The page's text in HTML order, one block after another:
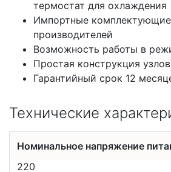
термостат для охлаждения
Импортные
производителей
Возможность работы в
Простая конструкция
Гарантийный срок 12
Технические
Номинальное напряжение
220